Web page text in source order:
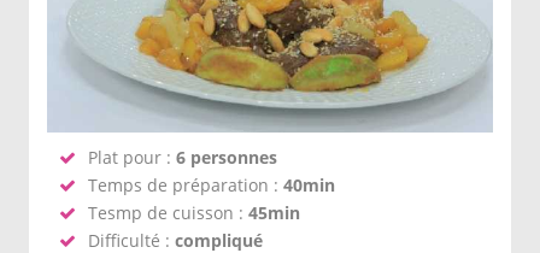
Plat pour : 6 personnes
Temps de préparation : 40min
Tesmp de cuisson : 45min
Difficulté : compliqué